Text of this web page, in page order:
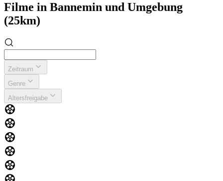
Filme in Bannemin und Umgebung
(25km)
Zeitraum
Genre
Altersfreigabe